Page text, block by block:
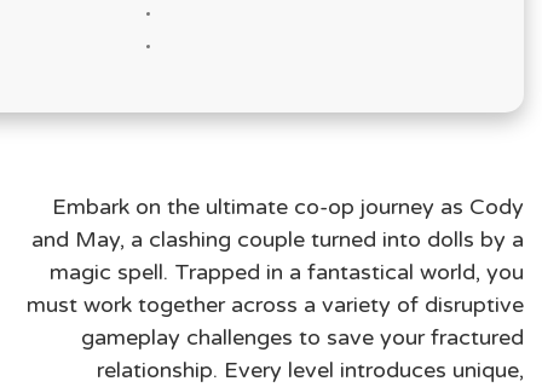
Embark on the ultimate co-op journey as Cody
and May, a clashing couple turned into dolls by a
magic spell. Trapped in a fantastical world, you
must work together across a variety of disruptive
gameplay challenges to save your fractured
relationship. Every level introduces unique,